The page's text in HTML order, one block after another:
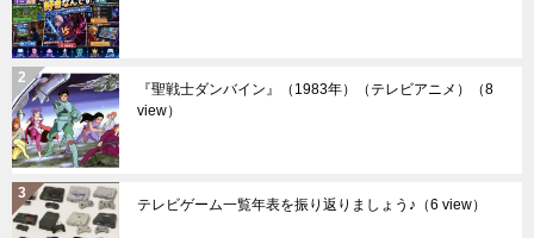
『聖戦士ダンバイン』（1983年）（テレビアニメ）
（8
view）
テレビゲーム一覧年表を振り返りましょう♪ （6 view）